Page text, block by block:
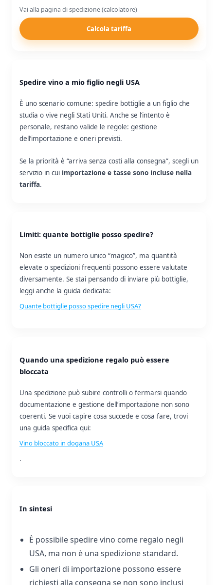
Vai alla pagina di spedizione (calcolatore)
Calcola tariffa
Spedire vino a mio figlio negli USA
È uno scenario comune: spedire bottiglie a un figlio che
studia o vive negli Stati Uniti. Anche se l’intento è
personale, restano valide le regole: gestione
dell’importazione e oneri previsti.
Se la priorità è “arriva senza costi alla consegna”, scegli un
servizio in cui importazione e tasse sono incluse nella
tariffa.
Limiti: quante bottiglie posso spedire?
Non esiste un numero unico “magico”, ma quantità
elevate o spedizioni frequenti possono essere valutate
diversamente. Se stai pensando di inviare più bottiglie,
leggi anche la guida dedicata:
Quante bottiglie posso spedire negli USA?
Quando una spedizione regalo può essere
bloccata
Una spedizione può subire controlli o fermarsi quando
documentazione e gestione dell’importazione non sono
coerenti. Se vuoi capire cosa succede e cosa fare, trovi
una guida specifica qui:
Vino bloccato in dogana USA
.
In sintesi
È possibile spedire vino come regalo negli
USA, ma non è una spedizione standard.
Gli oneri di importazione possono essere
richiesti alla consegna se non sono inclusi